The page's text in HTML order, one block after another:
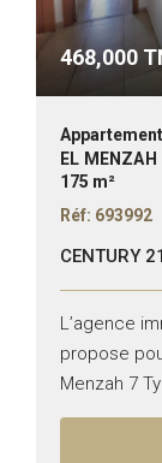
468,000
Appartement
EL MENZAH
175 m²
Réf: 693992
CENTURY
L’agence
propose
Menzah 7
compose